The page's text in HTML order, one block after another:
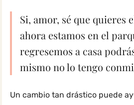
Si, amor, sé que quieres
ahora estamos en el
regresemos a casa
mismo no lo tengo
Un cambio tan drástico puede